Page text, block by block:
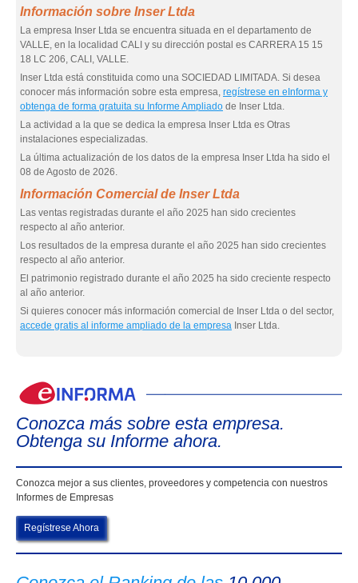
Información sobre Inser Ltda
La empresa Inser Ltda se encuentra situada en el departamento de
VALLE, en la localidad CALI y su dirección postal es CARRERA 15 15
18 LC 206, CALI, VALLE.
Inser Ltda está constituida como una SOCIEDAD LIMITADA. Si desea
conocer más información sobre esta empresa, regístrese en eInforma y
obtenga de forma gratuita su Informe Ampliado de Inser Ltda.
La actividad a la que se dedica la empresa Inser Ltda es Otras
instalaciones especializadas.
La última actualización de los datos de la empresa Inser Ltda ha sido el
08 de Agosto de 2026.
Información Comercial de Inser Ltda
Las ventas registradas durante el año 2025 han sido crecientes
respecto al año anterior.
Los resultados de la empresa durante el año 2025 han sido crecientes
respecto al año anterior.
El patrimonio registrado durante el año 2025 ha sido creciente respecto
al año anterior.
Si quieres conocer más información comercial de Inser Ltda o del sector,
accede gratis al informe ampliado de la empresa Inser Ltda.
Conozca más sobre esta empresa.
Obtenga su Informe ahora.
Conozca mejor a sus clientes, proveedores y competencia con nuestros
Informes de Empresas
Regístrese Ahora